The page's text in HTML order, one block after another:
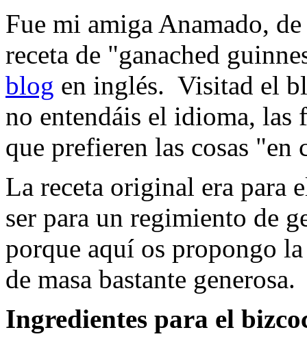
Fue mi amiga Anamado,
receta de "ganached
blog en inglés. Visitad el
no entendáis el idioma, las
que prefieren las cosas
La receta original era para
ser para un regimiento de
porque aquí os propongo
de masa bastante generosa.
Ingredientes para el